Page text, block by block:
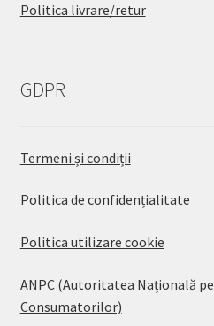
Politica livrare/retur
GDPR
Termeni și condiții
Politica de confidențialitate
Politica utilizare cookie
ANPC (Autoritatea Națională
Consumatorilor)